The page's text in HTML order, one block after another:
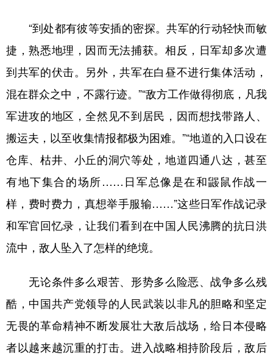
“到处都有彼等安插的密探。共军的行动轻快而敏
捷，熟悉地理，因而无法捕获。相反，日军却多次遭
到共军的伏击。另外，共军在白昼不进行集体活动，
混在群众之中，不露行迹。”“敌方工作做得彻底，凡我
军进攻的地区，全然见不到居民，因而想找带路人、
搬运夫，以至收集情报都极为困难。”“地道的入口设在
仓库、枯井、小丘的洞穴等处，地道四通八达，甚至
有地下集合的场所……日军总像是在和鼹鼠作战一
样，费时费力，真想举手服输……”这些日军作战记录
和军官回忆录，让我们看到在中国人民沸腾的抗日洪
流中，敌人坠入了怎样的绝境。
无论条件多么艰苦、形势多么险恶、战争多么残
酷，中国共产党领导的人民武装以非凡的胆略和坚定
无畏的革命精神不断发展壮大敌后战场，给日本侵略
者以越来越沉重的打击。进入战略相持阶段后，敌后